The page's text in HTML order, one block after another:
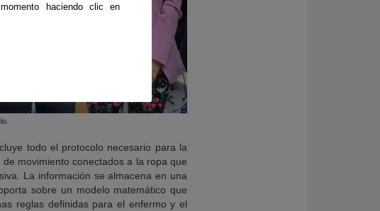
todo el protocolo necesario para la
movimiento conectados a la ropa que
La información se almacena en una
sobre un modelo matemático que
reglas definidas para el enfermo y el
haciendo clic en